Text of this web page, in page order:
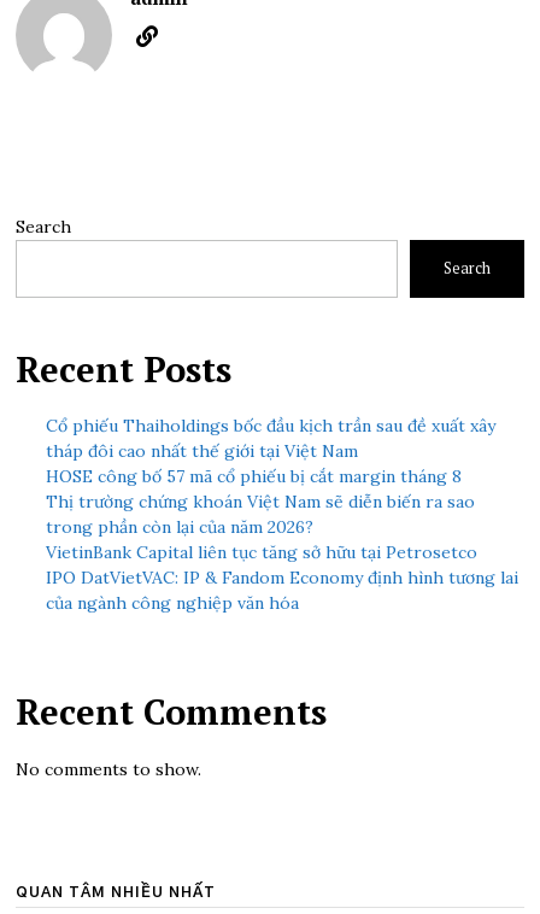
Search
Search
Recent Posts
Cổ phiếu Thaiholdings bốc đầu kịch trần sau đề xuất xây
tháp đôi cao nhất thế giới tại Việt Nam
HOSE công bố 57 mã cổ phiếu bị cắt margin tháng 8
Thị trường chứng khoán Việt Nam sẽ diễn biến ra sao
trong phần còn lại của năm 2026?
VietinBank Capital liên tục tăng sở hữu tại Petrosetco
IPO DatVietVAC: IP & Fandom Economy định hình tương lai
của ngành công nghiệp văn hóa
Recent Comments
No comments to show.
QUAN TÂM NHIỀU NHẤT